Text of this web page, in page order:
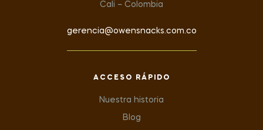
Cali – Colombia
gerencia@owensnacks.com.co
ACCESO RÁPIDO
Nuestra historia
Blog